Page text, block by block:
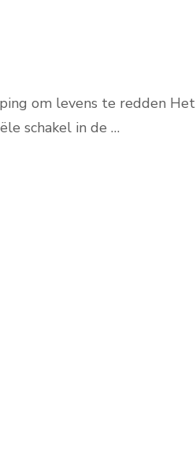
om levens te redden Het
schakel in de …